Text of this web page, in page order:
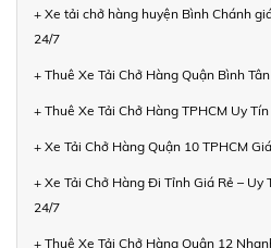
+ Xe tải chở hàng huyện Bình Chánh
24/7
+ Thuê Xe Tải Chở Hàng Quận Bình
+ Thuê Xe Tải Chở Hàng TPHCM Uy
+ Xe Tải Chở Hàng Quận 10 TPHCM
+ Xe Tải Chở Hàng Đi Tỉnh Giá Rẻ – Uy
24/7
+ Thuê Xe Tải Chở Hàng Quận 12